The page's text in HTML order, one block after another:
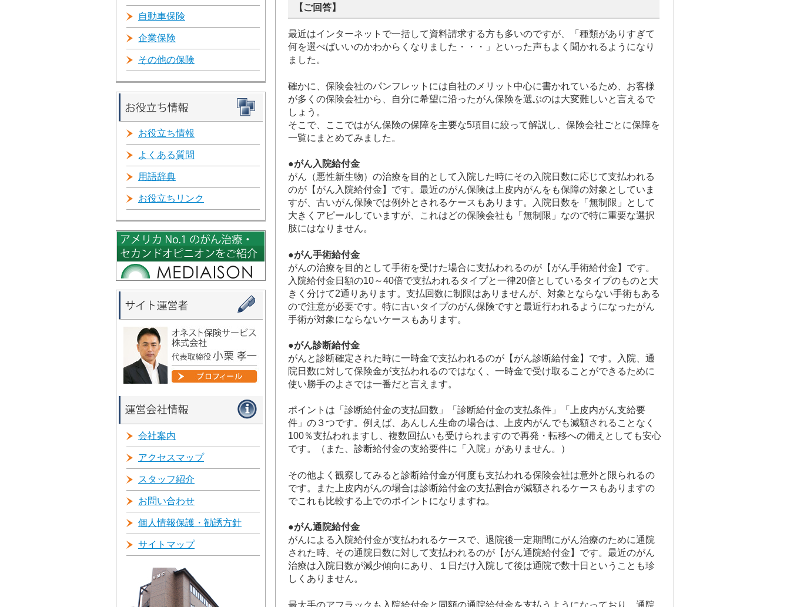
【ご回答】
最近はインターネットで一括して資料請求する方も多いのですが、「種類がありすぎて
何を選べばいいのかわからくなりました・・・」といった声もよく聞かれるようになり
ました。
確かに、保険会社のパンフレットには自社のメリット中心に書かれているため、お客様
が多くの保険会社から、自分に希望に沿ったがん保険を選ぶのは大変難しいと言えるで
しょう。
そこで、ここではがん保険の保障を主要な5項目に絞って解説し、保険会社ごとに保障を
一覧にまとめてみました。
●がん入院給付金
がん（悪性新生物）の治療を目的として入院した時にその入院日数に応じて支払われる
のが【がん入院給付金】です。最近のがん保険は上皮内がんをも保障の対象としていま
すが、古いがん保険では例外とされるケースもあります。入院日数を「無制限」として
大きくアピールしていますが、これはどの保険会社も「無制限」なので特に重要な選択
肢にはなりません。
●がん手術給付金
がんの治療を目的として手術を受けた場合に支払われるのが【がん手術給付金】です。
入院給付金日額の10～40倍で支払われるタイプと一律20倍としているタイプのものと大
きく分けて2通りあります。支払回数に制限はありませんが、対象とならない手術もある
ので注意が必要です。特に古いタイプのがん保険ですと最近行われるようになったがん
手術が対象にならないケースもあります。
●がん診断給付金
がんと診断確定された時に一時金で支払われるのが【がん診断給付金】です。入院、通
院日数に対して保険金が支払われるのではなく、一時金で受け取ることができるために
使い勝手のよさでは一番だと言えます。
ポイントは「診断給付金の支払回数」「診断給付金の支払条件」「上皮内がん支給要
件」の３つです。例えば、あんしん生命の場合は、上皮内がんでも減額されることなく
100％支払われますし、複数回払いも受けられますので再発・転移への備えとしても安心
です。（また、診断給付金の支給要件に「入院」がありません。）
その他よく観察してみると診断給付金が何度も支払われる保険会社は意外と限られるの
です。また上皮内がんの場合は診断給付金の支払割合が減額されるケースもありますの
でこれも比較する上でのポイントになりますね。
●がん通院給付金
がんによる入院給付金が支払われるケースで、退院後一定期間にがん治療のために通院
された時、その通院日数に対して支払われるのが【がん通院給付金】です。最近のがん
治療は入院日数が減少傾向にあり、１日だけ入院して後は通院で数十日ということも珍
しくありません。
最大手のアフラックも入院給付金と同額の通院給付金を支払うようになっており、通院
自動車保険
企業保険
その他の保険
お役立ち情報
よくある質問
用語辞典
お役立ちリンク
会社案内
アクセスマップ
スタッフ紹介
お問い合わせ
個人情報保護・勧誘方針
サイトマップ